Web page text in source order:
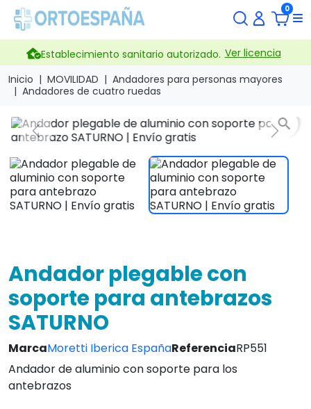
0
Establecimiento sanitario autorizado. Ver licencia
Inicio
MOVILIDAD
Andadores para personas mayores
Andadores de cuatro ruedas
Previous Next
search
Andador plegable con
soporte para antebrazos
SATURNO
MarcaMoretti Iberica EspañaReferenciaRP551
Andador de aluminio con soporte para los
antebrazos